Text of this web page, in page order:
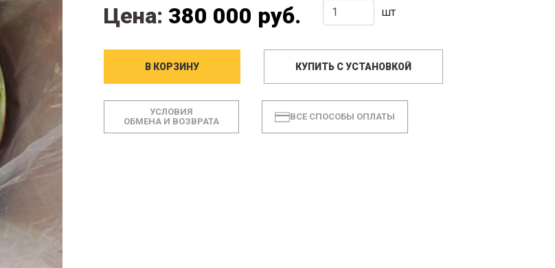
Цена: 380 000 руб. шт
В КОРЗИНУ КУПИТЬ С УСТАНОВКОЙ
УСЛОВИЯ
ОБМЕНА И ВОЗВРАТА
ВСЕ СПОСОБЫ ОПЛАТЫ